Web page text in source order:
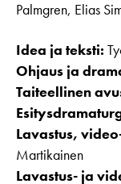
Palmgren, Elias
Idea ja teksti:
Ohjaus ja
Taiteellinen
Lavastus,
Martikainen
Lavastus- ja